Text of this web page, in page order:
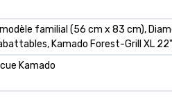
familial (56 cm x 83 cm),
Kamado Forest-Grill XL
Kamado